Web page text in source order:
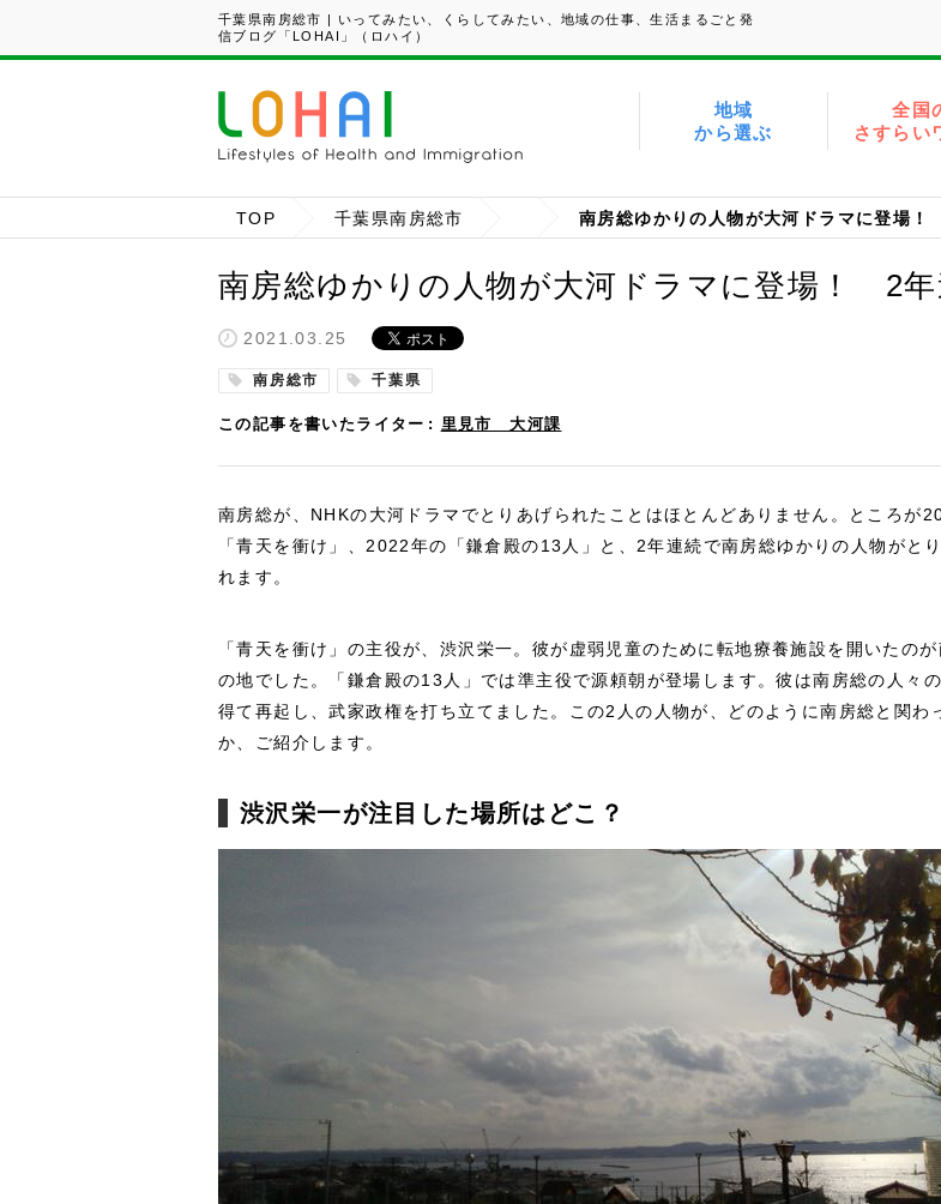
千葉県南房総市 | いってみたい、くらしてみたい、地域の仕事、生活まるごと発
信ブログ「LOHAI」（ロハイ）
地域
から選ぶ
全国
さすらい
TOP 千葉県南房総市
南房総ゆかりの人物が大河ドラマに登場！ 2年
2021.03.25
南房総市 千葉県
この記事を書いたライター 里見市 大河課
南房総が、NHKの大河ドラマでとりあげられたことはほとんどありません。ところが
「青天を衝け」、2022年の「鎌倉殿の13人」と、2年連続で南房総ゆかりの人物がと
れます。
「青天を衝け」の主役が、渋沢栄一。彼が虚弱児童のために転地療養施設を開いたのが
の地でした。「鎌倉殿の13人」では準主役で源頼朝が登場します。彼は南房総の人々
得て再起し、武家政権を打ち立てました。この2人の人物が、どのように南房総と関わ
か、ご紹介します。
渋沢栄一が注目した場所はどこ？